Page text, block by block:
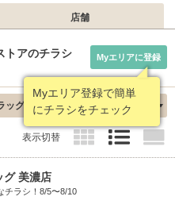
店舗
トアのチラシ
Myエリア登録で簡単
にチラシをチェック
Myエリアに登録
ッグストア 新着順
表示切替
グ 美濃店
チラシ！8/5〜8/10